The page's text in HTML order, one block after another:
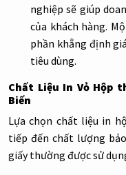
nghiệp sẽ giúp
của khách hàng.
phần khẳng định
tiêu dùng.
Chất Liệu In Vỏ Hộp
Biến
Lựa chọn chất liệu in
tiếp đến chất lượng
giấy thường được sử